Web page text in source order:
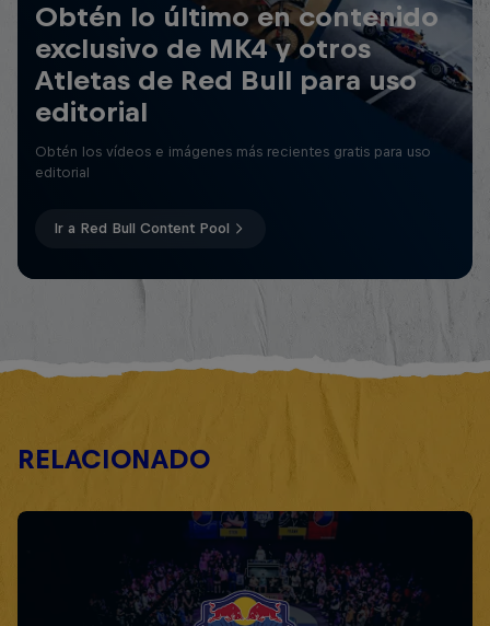
Obtén lo último en contenido
exclusivo de MK4 y otros
Atletas de Red Bull para uso
editorial
Obtén los vídeos e imágenes más recientes gratis para uso
editorial
Ir a Red Bull Content Pool
RELACIONADO